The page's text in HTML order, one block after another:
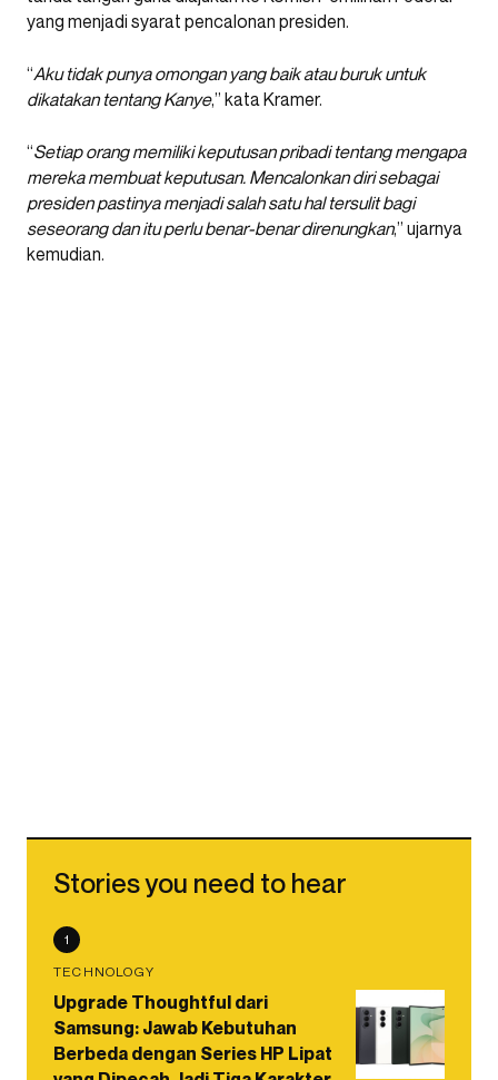
yang menjadi syarat pencalonan presiden.
“Aku tidak punya omongan yang baik atau buruk untuk
dikatakan tentang Kanye,” kata Kramer.
“Setiap orang memiliki keputusan pribadi tentang mengapa
mereka membuat keputusan. Mencalonkan diri sebagai
presiden pastinya menjadi salah satu hal tersulit bagi
seseorang dan itu perlu benar-benar direnungkan,” ujarnya
kemudian.
Stories you need to hear
1
TECHNOLOGY
Upgrade Thoughtful dari
Samsung: Jawab Kebutuhan
Berbeda dengan Series HP Lipat